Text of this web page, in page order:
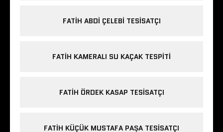
FATIH ABDI ÇELEBI TESISATÇI
FATIH KAMERALI SU KAÇAK TESPITI
FATIH ÖRDEK KASAP TESISATÇI
FATIH KÜÇÜK MUSTAFA PAŞA TESISATÇI